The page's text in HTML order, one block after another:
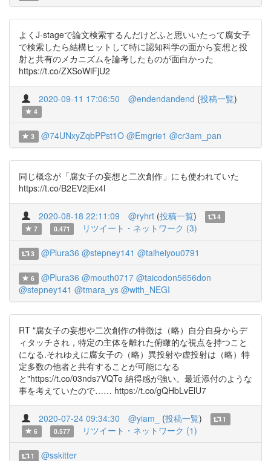
よくJ-stageで論文検索するんだけどふと思いいたって腐女子
で検索したら結構ヒットして特に認知科学の面から妄想と投
射と共有のメカニズムを論考したものが面白かった
https://t.co/ZXSoWiFjU2
2020-09-11 17:06:50 @endendandend (投稿一覧)
4
3 @74UNxyZqbPPst1O @Emgrie1 @cr3am_pan
同じ概念が「腐女子の妄想と二次創作」にも使われていた
https://t.co/B2EV2jEx4l
2020-08-18 22:11:09 @ryhrt (投稿一覧)
4
7
0.471 リツイート・ネットワーク (3)
3 @Plura36 @stepney141 @taiheiyou0791
6 @Plura36 @mouth0717 @taicodon5656don
@stepney141 @tmara_ys @with_NEGI
RT "腐女子の妄想や二次創作の特徴は（略）自分自身からデ
ィタッチされ，特定の主体を離れた俯瞰的な視点を持つこと
になる.それゆえに腐女子の（略）異投射や虚投射は（略）特
定多数の他者と共有することが可能になる
と"https://t.co/03nds7VQTe 納得感が強い。最近添付のような
事を考えていたので…… https://t.co/gQHbLvElU7
2020-07-24 09:34:30 @yiam_ (投稿一覧)
1
6
0.577 リツイート・ネットワーク (1)
1 @sskitter